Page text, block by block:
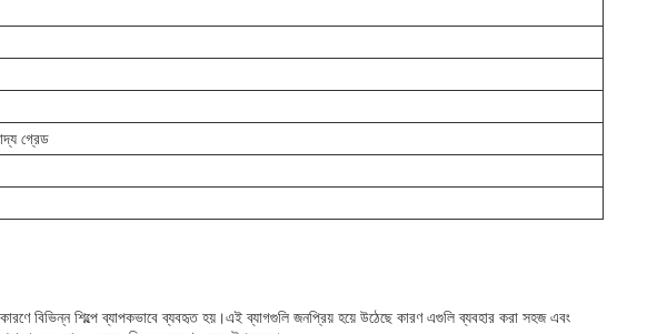
গ্রেড
বিভিন্ন শিল্পে ব্যাপকভাবে ব্যবহৃত হয়।এই ব্যাগগুলি জনপ্রিয় হয়ে উঠেছে কারণ এগুলি ব্যবহার করা সহজ এবং